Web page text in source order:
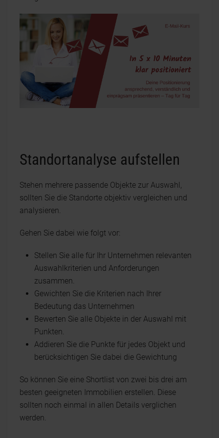
Standortanalyse aufstellen
Stehen mehrere passende Objekte zur Auswahl,
sollten Sie die Standorte objektiv vergleichen und
analysieren.
Gehen Sie dabei wie folgt vor:
Stellen Sie alle für Ihr Unternehmen relevanten
Auswahlkriterien und Anforderungen
zusammen.
Gewichten Sie die Kriterien nach Ihrer
Bedeutung das Unternehmen
Bewerten Sie alle Objekte in der Auswahl mit
Punkten.
Addieren Sie die Punkte für jedes Objekt und
berücksichtigen Sie dabei die Gewichtung
So können Sie eine Shortlist von zwei bis drei am
besten geeigneten Immobilien erstellen. Diese
sollten noch einmal in allen Details verglichen
werden.